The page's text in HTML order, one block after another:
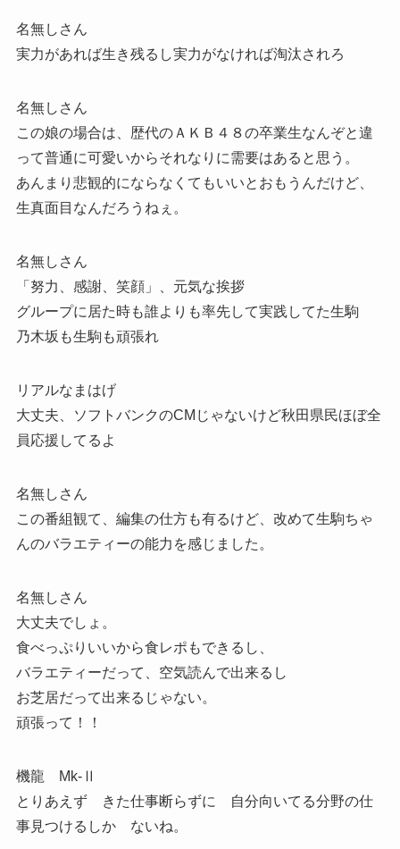
名無しさん
実力があれば生き残るし実力がなければ淘汰されろ
名無しさん
この娘の場合は、歴代のＡＫＢ４８の卒業生なんぞと違
って普通に可愛いからそれなりに需要はあると思う。
あんまり悲観的にならなくてもいいとおもうんだけど、
生真面目なんだろうねぇ。
名無しさん
「努力、感謝、笑顔」、元気な挨拶
グループに居た時も誰よりも率先して実践してた生駒
乃木坂も生駒も頑張れ
リアルなまはげ
大丈夫、ソフトバンクのCMじゃないけど秋田県民ほぼ全
員応援してるよ
名無しさん
この番組観て、編集の仕方も有るけど、改めて生駒ちゃ
んのバラエティーの能力を感じました。
名無しさん
大丈夫でしょ。
食べっぷりいいから食レポもできるし、
バラエティーだって、空気読んで出来るし
お芝居だって出来るじゃない。
頑張って！！
機龍 Mk-Ⅱ
とりあえず きた仕事断らずに 自分向いてる分野の仕
事見つけるしか ないね。